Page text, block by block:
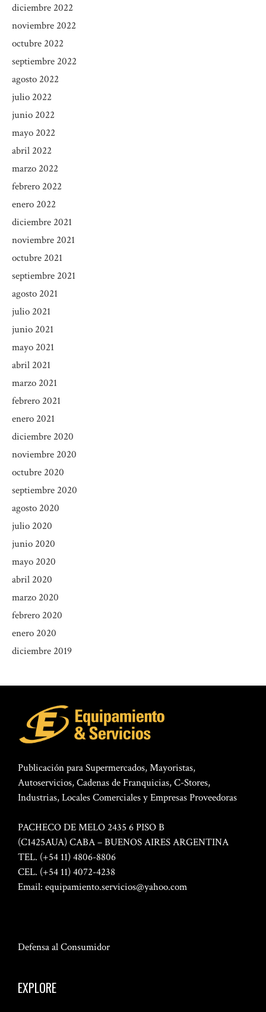
diciembre 2022
noviembre 2022
octubre 2022
septiembre 2022
agosto 2022
julio 2022
junio 2022
mayo 2022
abril 2022
marzo 2022
febrero 2022
enero 2022
diciembre 2021
noviembre 2021
octubre 2021
septiembre 2021
agosto 2021
julio 2021
junio 2021
mayo 2021
abril 2021
marzo 2021
febrero 2021
enero 2021
diciembre 2020
noviembre 2020
octubre 2020
septiembre 2020
agosto 2020
julio 2020
junio 2020
mayo 2020
abril 2020
marzo 2020
febrero 2020
enero 2020
diciembre 2019
Publicación para Supermercados, Mayoristas,
Autoservicios, Cadenas de Franquicias, C-Stores,
Industrias, Locales Comerciales y Empresas Proveedoras
PACHECO DE MELO 2435 6 PISO B
(C1425AUA) CABA – BUENOS AIRES ARGENTINA
TEL. (+54 11) 4806-8806
CEL. (+54 11) 4072-4238
Email: equipamiento.servicios@yahoo.com
Defensa al Consumidor
EXPLORE